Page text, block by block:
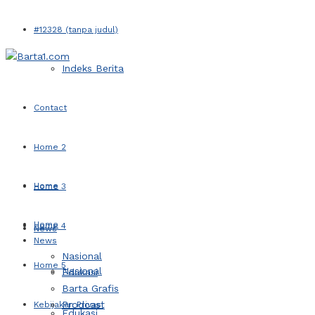
#12328 (tanpa judul)
Indeks Berita
Contact
Home 2
Home 3
Home 4
Home 5
Kebijakan Privasi
Home
News
Nasional
Home
News
Nasional
Edukasi
Barta Grafis
Prodcast